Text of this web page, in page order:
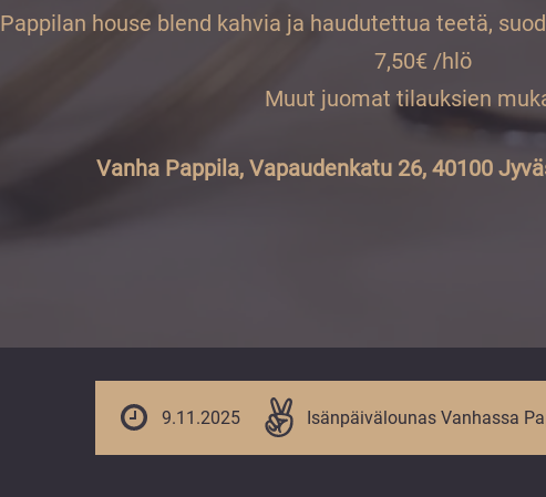
Pappilan house blend kahvia ja haudutettua teetä,
7,50€ /hlö
Muut juomat tilauksien
Vanha Pappila, Vapaudenkatu 26, 40100
9.11.2025 Isänpäivälounas Vanhassa